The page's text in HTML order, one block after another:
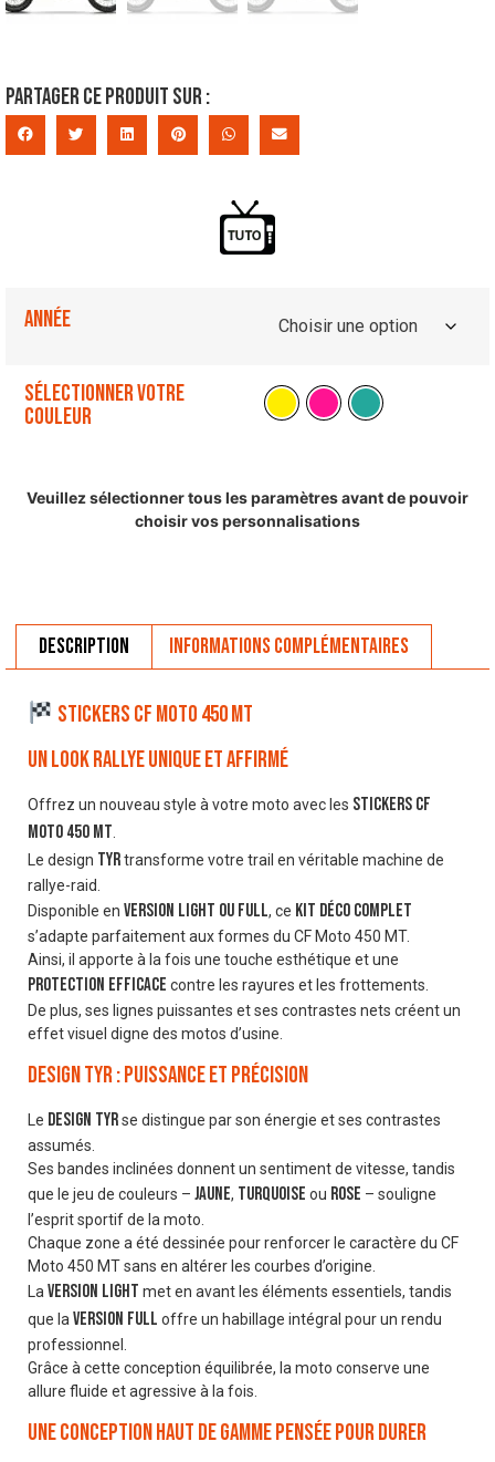
Partager ce produit sur :
Année
Sélectionner votre
couleur
Veuillez sélectionner tous les paramètres avant de pouvoir
choisir vos personnalisations
Description Informations complémentaires
Stickers CF Moto 450 MT
Un look rallye unique et affirmé
Offrez un nouveau style à votre moto avec les stickers CF
Moto 450 MT
Le design Tyrtransforme votre trail en véritable machine de
rallye-raid.
Disponible en version Light ou Full, ce kit déco complet
s’adapte parfaitement aux formes du CF Moto 450 MT.
Ainsi, il apporte à la fois une touche esthétique et une
protection efficace contre les rayures et les frottements.
De plus, ses lignes puissantes et ses contrastes nets créent un
effet visuel digne des motos d’usine.
Design Tyr : puissance et précision
Le design Tyrse distingue par son énergie et ses contrastes
assumés.
Ses bandes inclinées donnent un sentiment de vitesse, tandis
que le jeu de couleurs – jaune, turquoise ou rose – souligne
l’esprit sportif de la moto.
Chaque zone a été dessinée pour renforcer le caractère du CF
Moto 450 MT sans en altérer les courbes d’origine.
La version Light met en avant les éléments essentiels, tandis
que la version Full offre un habillage intégral pour un rendu
professionnel.
Grâce à cette conception équilibrée, la moto conserve une
allure fluide et agressive à la fois.
Une conception haut de gamme pensée pour durer